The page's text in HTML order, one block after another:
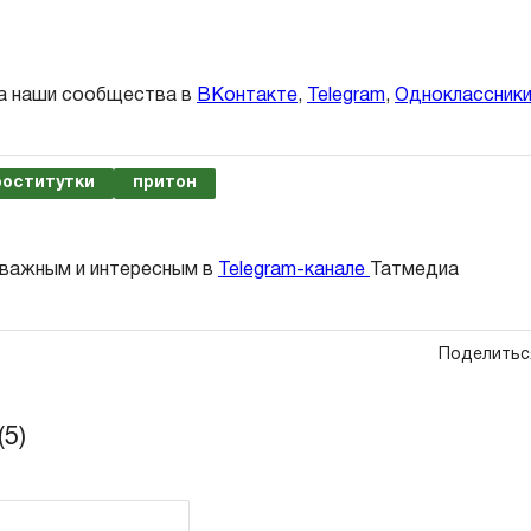
наши сообщества в ВКонтакте, Telegram, Одноклассники
притон
и интересным в Telegram-канале Татмедиа